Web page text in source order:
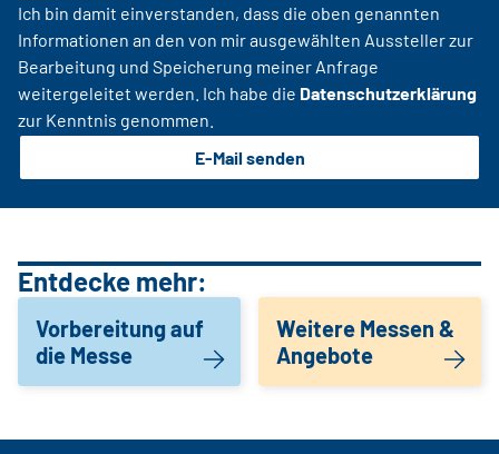
Ich bin damit einverstanden, dass die oben genannten
Informationen an den von mir ausgewählten Aussteller zur
Bearbeitung und Speicherung meiner Anfrage
weitergeleitet werden. Ich habe die Datenschutzerklärung
zur Kenntnis genommen.
E-Mail senden
Entdecke mehr:
Vorbereitung auf
die Messe
Weitere Messen &
Angebote